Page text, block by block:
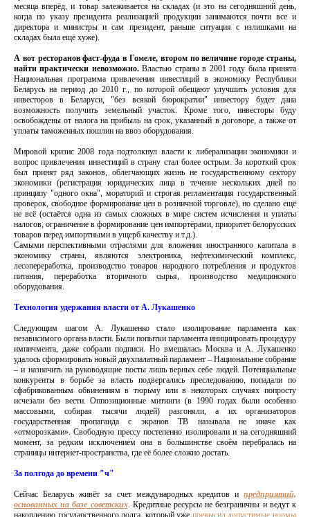
месяца вперёд, и товар залеживается на складах (и это на сегодняшний день,
когда по указу президента реализацией продукции занимаются почти все и
директора и министры и сам президент, раньше ситуация с излишками на
складах была ещё хуже).
А вот ресторанов фаст-фуда в Гомеле, втором по величине городе страны,
найти практически невозможно.Властью страны в 2001 году была принята
Национальная программа привлечения инвестиций в экономику Республики
Беларусь на период до 2010 г., по которой обещают улучшить условия для
инвесторов в Беларуси, "без всякой бюрократии" инвестору будет дана
возможность получить земельный участок. Кроме того, инвесторы буду
освобождены от налога на прибыль на срок, указанный в договоре, а также от
уплаты таможенных пошлин на ввоз оборудования.
Мировой кризис 2008 года подтолкнул власти к либерализации экономики и
вопрос привлечения инвестиций в страну стал более острым. За короткий срок
был принят ряд законов, облегчающих жизнь не государственному сектору
экономики (регистрация юридических лица в течение нескольких дней по
принципу "одного окна", мораторий и строгая регламентация государственный
проверок, свободное формирование цен в розничной торговле), но сделано ещё
не всё (остаётся одна из самых сложных в мире систем исчисления и уплаты
налогов, ограничение в формирование цен импортёрами, приоритет белорусских
товаров перед импортными в ущерб качеству и т.д.).
Самыми перспективными отраслями для вложения иностранного капитала в
экономику страны, являются электроника, нефтехимический комплекс,
лесопереработка, производство товаров народного потребления и продуктов
питания, переработка вторичного сырья, производство медицинского
оборудования.
Технология удержания власти от А. Лукашенко
Следующим шагом А. Лукашенко стало изолирование парламента как
независимого органа власти. Были попытки парламента инициировать процедуру
импичмента, даже собрали подписи. Но вмешалась Москва и А. Лукашенко
удалось сформировать новый двухпалатный парламент – Национальное собрание
– и назначить на руководящие посты лишь верных себе людей. Потенциальные
конкуренты в борьбе за власть подвергались преследованию, попадали по
сфабрикованным обвинениям в тюрьму или в некоторых случаях попросту
исчезали без вести. Оппозиционные митинги (в 1990 годах были особенно
массовыми, собирая тысячи людей) разгоняли, а их организаторов
государственная пропаганда с экранов ТВ называла не иначе как
«отморозками». Свободную прессу постепенно изолировали и на сегодняшний
момент, за редким исключением она в большинстве своём перебралась на
страницы интернет-пространства, где её более сложно достать.
За полгода до времени "ч"
Сейчас Беларусь живёт за счет международных кредитов и предприятий,
основанных на базе советских. Кредитные ресурсы не безграничны и ведут к
накоплению государственного долга, который уже превысил допустимые нормы